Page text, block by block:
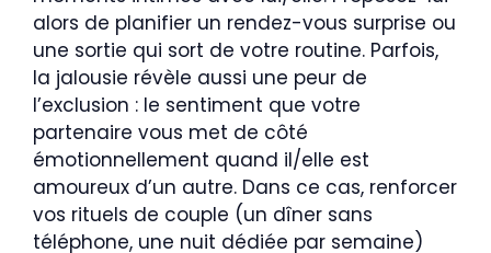
alors de planifier un rendez-vous surprise ou
une sortie qui sort de votre routine. Parfois,
la jalousie révèle aussi une peur de
l’exclusion : le sentiment que votre
partenaire vous met de côté
émotionnellement quand il/elle est
amoureux d’un autre. Dans ce cas, renforcer
vos rituels de couple (un dîner sans
téléphone, une nuit dédiée par semaine)